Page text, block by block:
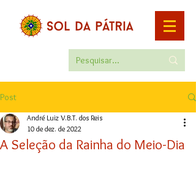
Post
A Seleção da Rainha do Meio-Dia
André Luiz V.B.T. dos Reis
10 de dez. de 2022